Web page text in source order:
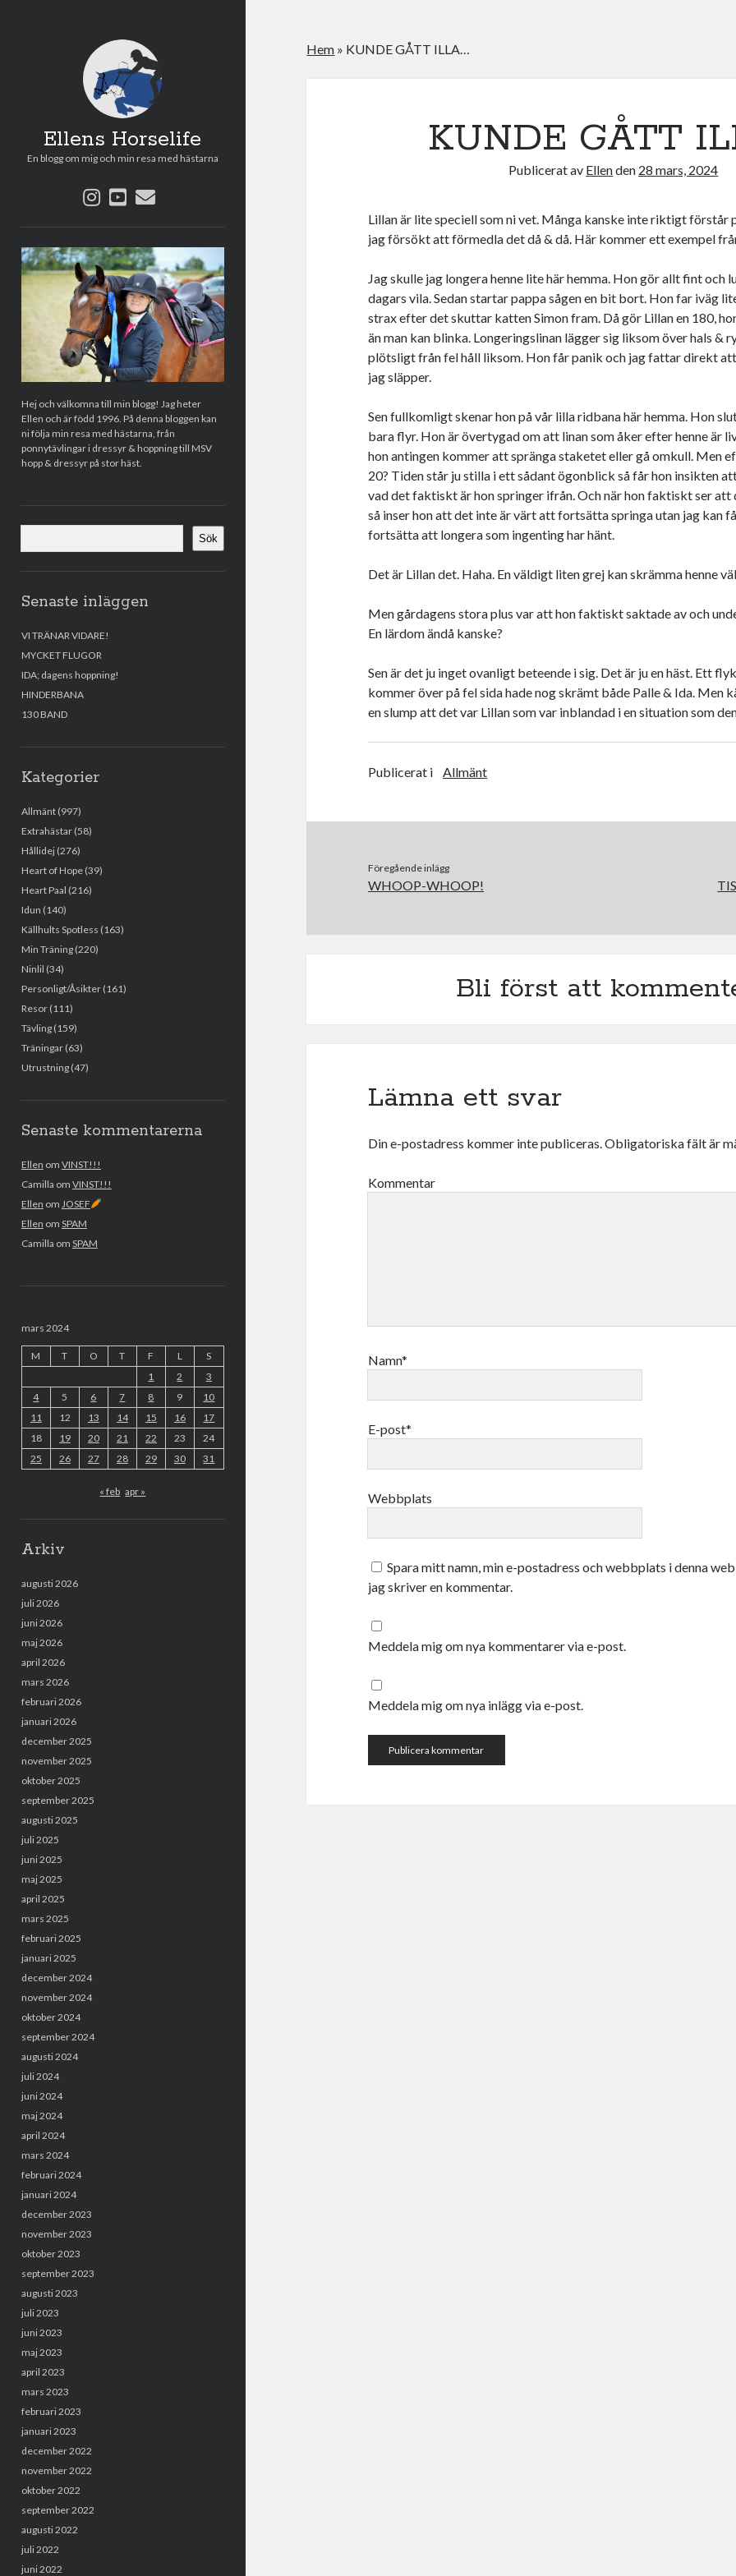
Ellens Horselife
En blogg om mig och min resa med hästarna
instagram
youtube
e-
Sidopanel
Hej och välkomna till min blogg! Jag heter
Ellen och är född 1996. På denna bloggen kan
ni följa min resa med hästarna, från
ponnytävlingar i dressyr & hoppning till MSV
hopp & dressyr på stor häst.
Sök
Senaste inläggen
VI TRÄNAR VIDARE!
MYCKET FLUGOR
IDA; dagens hoppning!
HINDERBANA
130 BAND
Kategorier
Allmänt(997)
Extrahästar(58)
Hållidej(276)
Heart of Hope(39)
Heart Paal (216)
Idun (140)
Källhults Spotless (163)
Min Träning(220)
Ninlil (34)
Personligt/Åsikter(161)
Resor(111)
Tävling(159)
Träningar(63)
Utrustning(47)
Senaste kommentarerna
Ellen om VINST!!!
Camilla om VINST!!!
Ellen om JOSEF
Ellen om SPAM
Camilla om SPAM
mars 2024
M T O T F L
S
1
2
3
4
5 6 7 8 9
10
11
12 13 14 15 16
17
18
19 20 21 22 23
24
25
26 27 28 29 30 31
« feb apr »
Arkiv
augusti 2026
juli 2026
juni 2026
maj 2026
april 2026
mars 2026
februari 2026
januari 2026
december 2025
november 2025
oktober 2025
september 2025
augusti 2025
juli 2025
juni 2025
maj 2025
april 2025
mars 2025
februari 2025
januari 2025
december 2024
november 2024
oktober 2024
september 2024
augusti 2024
juli 2024
juni 2024
maj 2024
april 2024
mars 2024
februari 2024
januari 2024
december 2023
november 2023
oktober 2023
september 2023
augusti 2023
juli 2023
juni 2023
maj 2023
april 2023
mars 2023
februari 2023
januari 2023
december 2022
november 2022
oktober 2022
september 2022
augusti 2022
juli 2022
juni 2022
Hem » KUNDE GÅTT ILLA…
KUNDE GÅTT
Publicerat av Ellenden 28 mars, 2024
Lillan är lite speciell som ni vet. Många kanske inte riktigt förstår
jag försökt att förmedla det då & då. Här kommer ett exempel
Jag skulle jag longera henne lite här hemma. Hon gör allt fint och
dagars vila. Sedan startar pappa sågen en bit bort. Hon far iväg
strax efter det skuttar katten Simon fram. Då gör Lillan en 180,
än man kan blinka. Longeringslinan lägger sig liksom över hals &
plötsligt från fel håll liksom. Hon får panik och jag fattar direkt att
jag släpper.
Sen fullkomligt skenar hon på vår lilla ridbana här hemma. Hon
bara flyr. Hon är övertygad om att linan som åker efter henne är
hon antingen kommer att spränga staketet eller gå omkull. Men
20? Tiden står ju stilla i ett sådant ögonblick så får hon insikten
vad det faktiskt är hon springer ifrån. Och när hon faktiskt ser att
så inser hon att det inte är värt att fortsätta springa utan jag kan
fortsätta att longera som ingenting har hänt.
Det är Lillan det. Haha. En väldigt liten grej kan skrämma henne
Men gårdagens stora plus var att hon faktiskt saktade av och
En lärdom ändå kanske?
Sen är det ju inget ovanligt beteende i sig. Det är ju en häst. Ett
kommer över på fel sida hade nog skrämt både Palle & Ida. Men
en slump att det var Lillan som var inblandad i en situation som
Publicerat i Allmänt
Föregående inlägg
WHOOP-WHOOP!
Bli först att
Lämna ett svar
Din e-postadress kommer inte publiceras.Obligatoriska fält är
Kommentar
Namn*
E-post*
Webbplats
Spara mitt namn, min e-postadress och webbplats i denna
jag skriver en kommentar.
Meddela mig om nya kommentarer via e-post.
Meddela mig om nya inlägg via e-post.